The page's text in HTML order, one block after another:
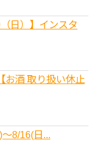
日）】インスタ
お酒 取り扱い休止
8/16(日...